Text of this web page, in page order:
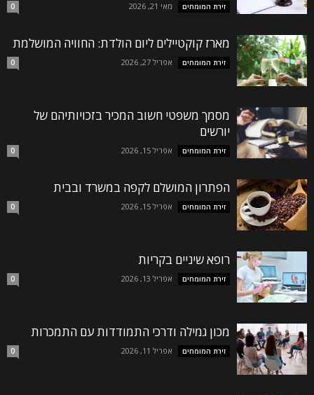
זירת המומחים מאי 21, 2026 0
מארז קוקטיילים ליום הולדת: החוויה המושלמת
זירת המומחים אפריל 27, 2026 0
מסמך משפטי חשוב המכיר בזכויותיהם של
יורשים
זירת המומחים אפריל 15, 2026 0
הפתרון המושלם לקפה במשרד ובבית
זירת המומחים אפריל 15, 2026 0
רופא שיניים בקריות
זירת המומחים אפריל 13, 2026 0
מכון גמילה ודרכי התמודדות עם התמכרות
זירת המומחים אפריל 11, 2026 0
השם שלך (חובה)
האימייל שלך (חובה)
הטלפון שלך (חובה)
ההודעה שלך